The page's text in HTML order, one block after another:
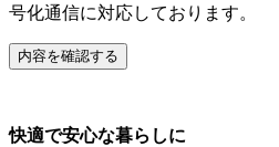
号化通信に対応しております。
快適で安心な暮らしに